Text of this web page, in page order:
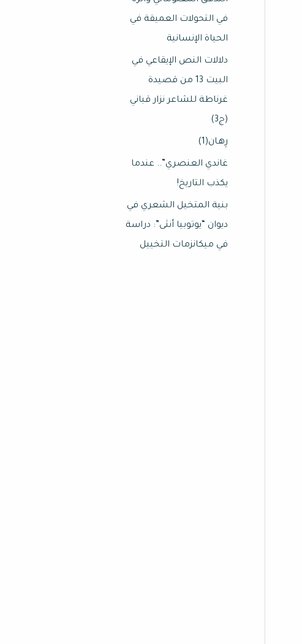
في التحولات العميقة في
الحياة الإنسانية
دلالات النص الإيقاعي في
البيت 13 من قصيدة
غرناطة للشاعر نزار قباني
(ج3)
رِهـان(1)
غاندي العنصري”.. عندما
يكذب التاريخ!
بنية المتخيل الشعري في
ديوان “يوتوبيا أنثى”: دراسة
في ميكانزمات التخييل